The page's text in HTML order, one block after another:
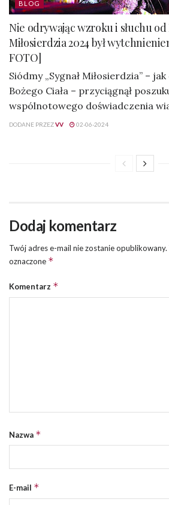
BLOG
Nie odrywając wzroku i słuchu od
Miłosierdzia 2024 był
FOTO]
Siódmy „Sygnał Miłosierdzia” –
Bożego Ciała – przyciągnął
wspólnotowego doświadczenia
DODANE PRZEZVV 02-06-2024
Dodaj komentarz
Twój adres e-mail nie zostanie opublikowany.
oznaczone *
Komentarz *
Nazwa *
E-mail *